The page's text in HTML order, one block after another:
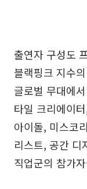
출연자 구성도
블랙핑크 지수
글로벌 무대에
타일 크리에이
아이돌, 미스코
리스트, 공간 디
직업군의 참가